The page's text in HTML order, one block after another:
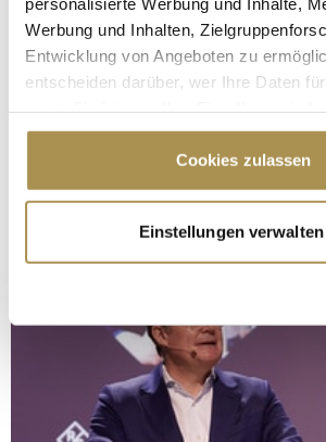
Werbung und Inhalten,
Entwicklung von Angeboten zu
entscheiden darüber, wer Ihre Daten
Cookie-Erklärung oder durch Klicken
Trigger Symbol ändern oder widerrufen
Informationen über Ihre
erfassen, welche bis auf einige
bestimmten Merkmalen
Erfahren Sie mehr darüber, wie Ihre
verarbeitet werden, und legen Sie Ihre
Abschnitt Einzelheiten fest.
Cookies zulassen
Einstellungen verwalten